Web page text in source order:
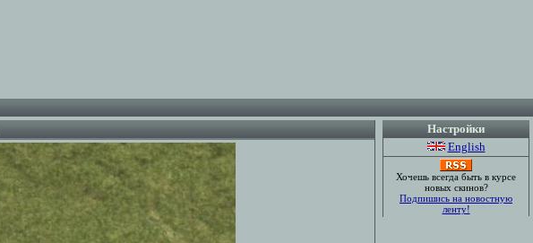
Настройки
English
Хочешь всегда быть в курсе
новых скинов?
Подпишись на новостную
ленту!